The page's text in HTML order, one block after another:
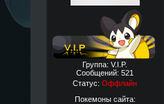
Группа: V.I.P.
Сообщений: 521
Статус: Оффлайн
Покемоны сайта: